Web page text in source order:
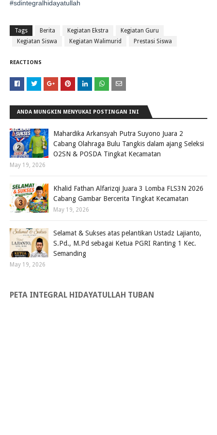
#sdintegralhidayatullah
Tags Berita Kegiatan Ekstra
Kegiatan Guru
Kegiatan Siswa
Kegiatan Walimurid Prestasi Siswa
REACTIONS
ANDA MUNGKIN MENYUKAI POSTINGAN INI
Mahardika Arkansyah Putra Suyono Juara 2
Cabang Olahraga Bulu Tangkis dalam ajang Seleksi
O2SN & POSDA Tingkat Kecamatan
May 19, 2026
Khalid Fathan Alfarizqi Juara 3 Lomba FLS3N 2026
Cabang Gambar Bercerita Tingkat Kecamatan
May 19, 2026
Selamat & Sukses atas pelantikan Ustadz Lajianto,
S.Pd., M.Pd sebagai Ketua PGRI Ranting 1 Kec.
Semanding
May 19, 2026
PETA INTEGRAL HIDAYATULLAH TUBAN